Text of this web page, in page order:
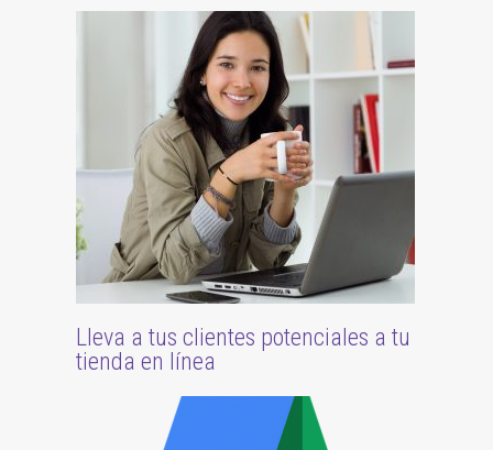
Lleva a tus clientes potenciales a tu
tienda en línea